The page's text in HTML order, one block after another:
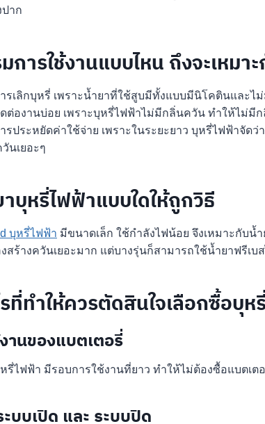
ปาก
ารใช้งานแบบไหน ถึงจะเหมา
รเลิกบุหรี่ เพราะน้ำยาที่ใช้สูบมีทั้งแบบมีนิโคตินและ
ต่องานบ่อย เพราะบุหรี่ไฟฟ้าไม่มีกลิ่นควัน ทำให้ไม่มีก
รประหยัดค่าใช้จ่าย เพราะในระยะยาว บุหรี่ไฟฟ้าจัด
นเยอะๆ
บุหรี่ไฟฟ้าแบบใดให้ถูกวิธี
บุหรี่ไฟฟ้า มีขนาดเล็ก ใช้กำลังไฟน้อย จึงเหมาะกับน้
สร้างควันเยอะมาก แต่บางรุ่นก็สามารถใช้น้ำยาฟรีเ
ที่ทำให้ควรตัดสินใจเลือกซื้อบุ
านของแบตเตอรี่
รี่ไฟฟ้า มีรอบการใช้งานที่ยาว ทำให้ไม่ต้องซื้อแบตเต
บบเปิด และ ระบบปิด